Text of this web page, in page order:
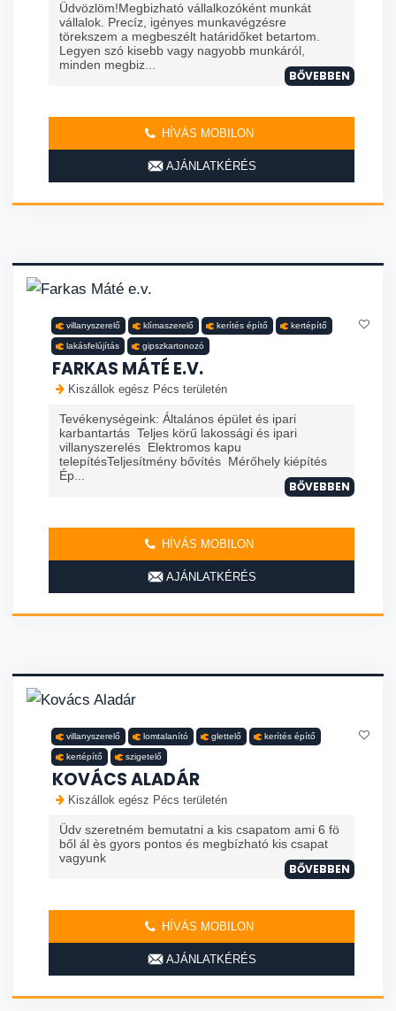
Üdvözlöm!Megbizható vállalkozóként munkát
vállalok. Precíz, igényes munkavégzésre
törekszem a megbeszélt határidőket betartom.
Legyen szó kisebb vagy nagyobb munkáról,
minden megbiz...
BŐVEBBEN
HÍVÁS MOBILON
AJÁNLATKÉRÉS
villanyszerelő klímaszerelő kerítés építő kertépítő
lakásfelújítás gipszkartonozó
FARKAS MÁTÉ E.V.
Kiszállok egész Pécs területén
Tevékenységeink: Általános épület és ipari
karbantartás Teljes körű lakossági és ipari
villanyszerelés Elektromos kapu
telepítésTeljesítmény bővítés Mérőhely kiépítés
Ép...
BŐVEBBEN
HÍVÁS MOBILON
AJÁNLATKÉRÉS
villanyszerelő lomtalanító glettelő kerítés építő
kertépítő szigetelő
KOVÁCS ALADÁR
Kiszállok egész Pécs területén
Üdv szeretném bemutatni a kis csapatom ami 6 fö
ből ál ès gyors pontos és megbízható kis csapat
vagyunk
BŐVEBBEN
HÍVÁS MOBILON
AJÁNLATKÉRÉS